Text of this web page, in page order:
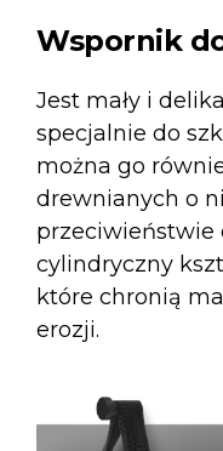
Wspornik
Jest mały i
specjalnie do
można go
drewnianych o
przeciwieństwie
cylindryczny
które chronią
erozji.